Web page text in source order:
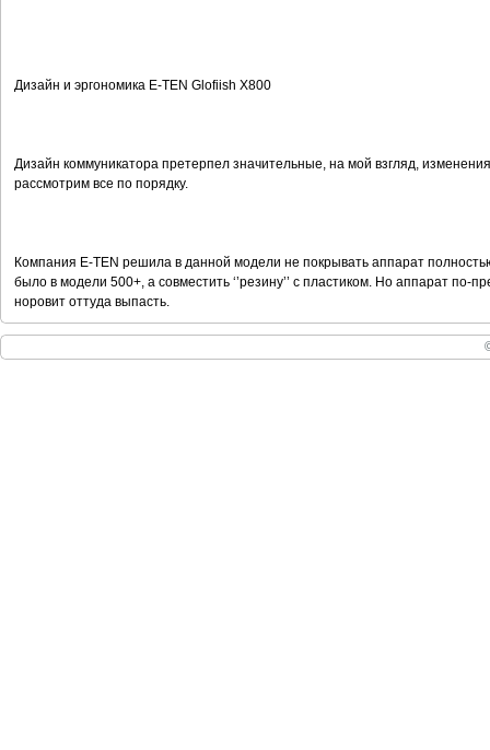
Дизайн и эргономика E-TEN Glofiish X800
Дизайн коммуникатора претерпел значительные, на мой взгляд,
рассмотрим все по порядку.
Компания E-TEN решила в данной модели не покрывать аппарат
было в модели 500+, а совместить ‘’резину’’ с пластиком. Но аппарат по-
норовит оттуда выпасть.